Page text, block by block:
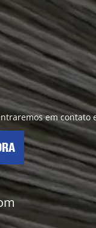
em contato